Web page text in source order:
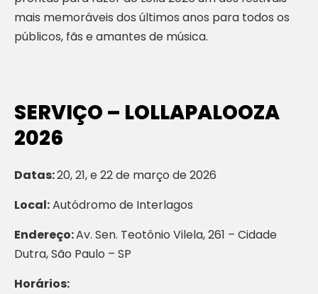
mais memoráveis dos últimos anos para todos os
públicos, fãs e amantes de música.
SERVIÇO – LOLLAPALOOZA
2026
Datas:20, 21, e 22 de março de 2026
Local:Autódromo de Interlagos
Endereço:Av. Sen. Teotônio Vilela, 261 – Cidade
Dutra, São Paulo – SP
Horários: